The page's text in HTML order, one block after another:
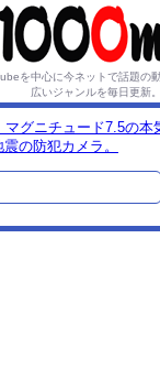
を中心に今ネットで話題の
広いジャンルを毎日更新。
マグニチュード7.5の
の防犯カメラ。